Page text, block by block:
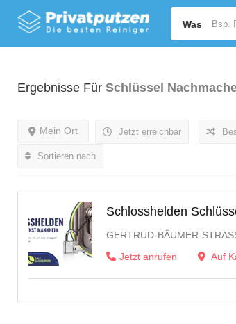
Was
Ergebnisse Für Schlüssel
Jetzt erreichbar
Mein Ort
Sortieren nach
Schlosshelden
GERTRUD-BÄUMER-
Jetzt anrufen
Auf